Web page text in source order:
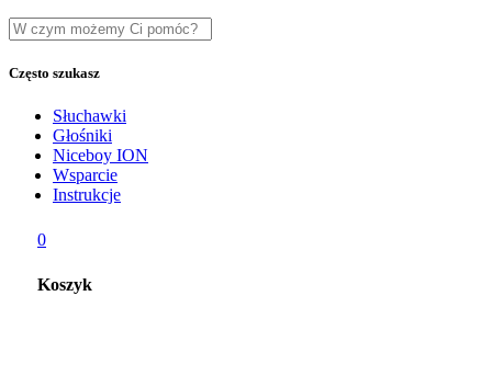
Często szukasz
Słuchawki
Głośniki
Niceboy ION
Wsparcie
Instrukcje
0
Koszyk